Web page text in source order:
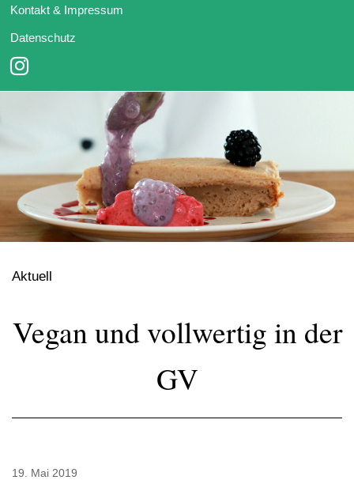
Kontakt & Impressum
Datenschutz
Aktuell
Vegan und vollwertig in der
GV
19. Mai 2019